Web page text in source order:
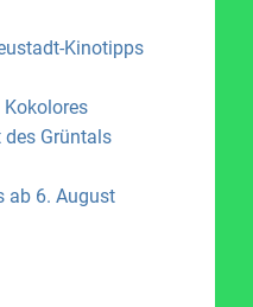
Kinotipps
Grüntals
ab 6. August